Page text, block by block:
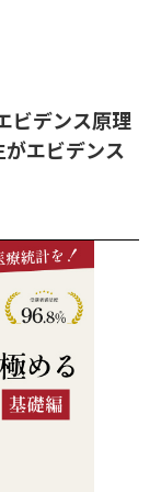
ビデンス原理
エビデンス